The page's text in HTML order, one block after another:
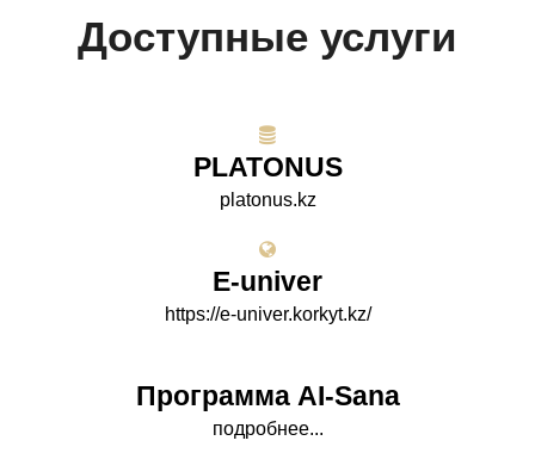
Доступные услуги
PLATONUS
platonus.kz
E-univer
https://e-univer.korkyt.kz/
Программа AI-Sana
подробнее...